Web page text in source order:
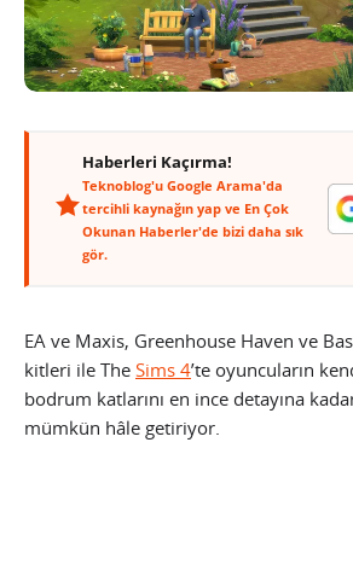
Haberleri Kaçırma!
Teknoblog'u Google Arama'da
tercihli kaynağın yap ve En Çok
Okunan Haberler'de bizi daha sık
gör.
EA ve Maxis, Greenhouse Haven ve
kitleri ile The Sims 4’te oyuncuların
bodrum katlarını en ince detayına
mümkün hâle getiriyor.